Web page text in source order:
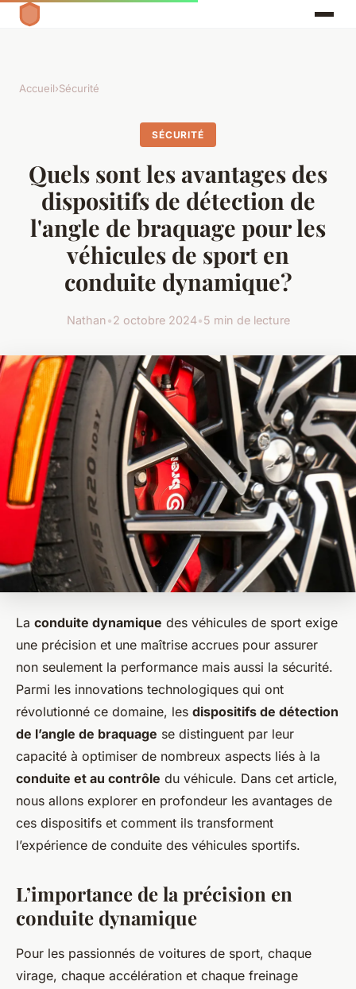
Accueil›Sécurité
SÉCURITÉ
Quels sont les avantages des
dispositifs de détection de
l'angle de braquage pour les
véhicules de sport en
conduite dynamique?
Nathan•2 octobre 2024•5 min de lecture
La conduite dynamique des véhicules de sport exige
une précision et une maîtrise accrues pour assurer
non seulement la performance mais aussi la sécurité.
Parmi les innovations technologiques qui ont
révolutionné ce domaine, les dispositifs de détection
de l’angle de braquage se distinguent par leur
capacité à optimiser de nombreux aspects liés à la
conduite et au contrôle du véhicule. Dans cet article,
nous allons explorer en profondeur les avantages de
ces dispositifs et comment ils transforment
l’expérience de conduite des véhicules sportifs.
L’importance de la précision en
conduite dynamique
Pour les passionnés de voitures de sport, chaque
virage, chaque accélération et chaque freinage